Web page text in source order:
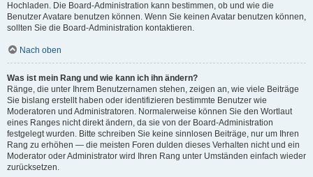
Hochladen. Die Board-Administration kann bestimmen, ob und wie die
Benutzer Avatare benutzen können. Wenn Sie keinen Avatar benutzen können,
sollten Sie die Board-Administration kontaktieren.
Nach oben
Was ist mein Rang und wie kann ich ihn ändern?
Ränge, die unter Ihrem Benutzernamen stehen, zeigen an, wie viele Beiträge
Sie bislang erstellt haben oder identifizieren bestimmte Benutzer wie
Moderatoren und Administratoren. Normalerweise können Sie den Wortlaut
eines Ranges nicht direkt ändern, da sie von der Board-Administration
festgelegt wurden. Bitte schreiben Sie keine sinnlosen Beiträge, nur um Ihren
Rang zu erhöhen — die meisten Foren dulden dieses Verhalten nicht und ein
Moderator oder Administrator wird Ihren Rang unter Umständen einfach wieder
zurücksetzen.